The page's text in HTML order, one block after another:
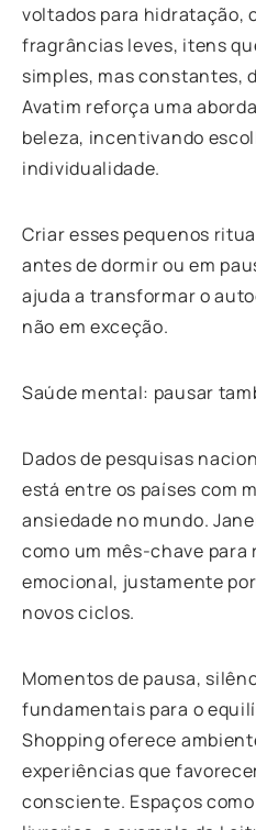
voltados para hidratação,
fragrâncias leves, itens
simples, mas constantes,
Avatim reforça uma
beleza, incentivando
individualidade.
Criar esses pequenos
antes de dormir ou em
ajuda a transformar o
não em exceção.
Saúde mental: pausar
Dados de pesquisas
está entre os países com
ansiedade no mundo.
como um mês-chave para
emocional, justamente
novos ciclos.
Momentos de pausa,
fundamentais para o
Shopping oferece
experiências que
consciente. Espaços